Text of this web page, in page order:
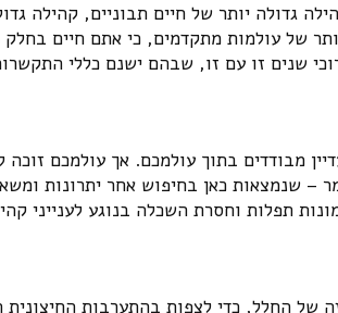
גדולה יותר של חיים תבוניים, קהילה
של עולמות מתקדמים, כי אתם חיים
שנים זו עם זו, שבהם ישנם כללי
מבודדים בתוך עולמכם. אך עולמכם
– שנמצאות כאן בחיפוש אחר יתרונות
תפלות וחסרת השכלה בנוגע לענייני
של החלל, כדי לצפות בהתערבות